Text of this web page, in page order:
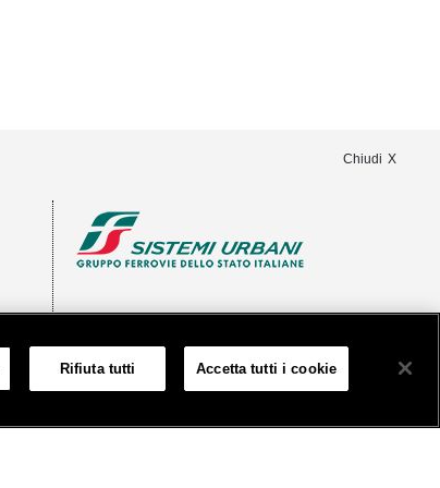
Chiudi
Rifiuta tutti Accetta tutti i cookie